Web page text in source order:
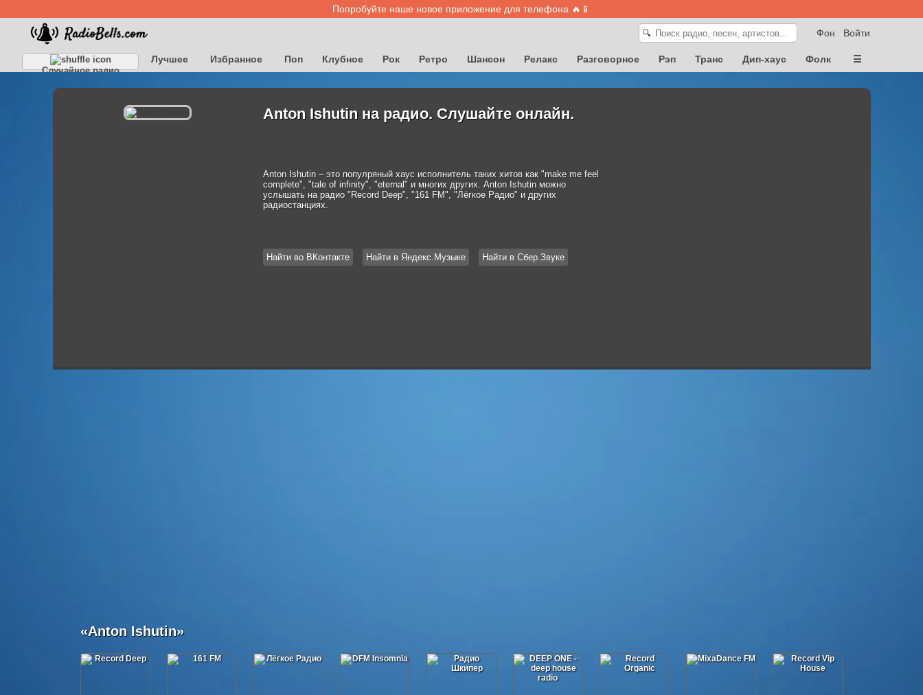
Попробуйте наше новое приложение для телефона 🔥📱
Войти
Фон
🔍
Случайное радио
Лучшее Избранное Поп Клубное Рок Ретро Шансон Релакс Разговорное Рэп Транс Дип-хаус Фолк ☰
Anton Ishutin на радио. Слушайте онлайн.
Anton Ishutin – это популряный хаус исполнитель таких хитов как "make me feel
complete", "tale of infinity", "eternal" и многих других. Anton Ishutin можно
услышать на радио "Record Deep", "161 FM", "Лёгкое Радио" и других
радиостанциях.
Найти во ВКонтакте Найти в Яндекс.Музыке Найти в Сбер.Звуке
«Anton Ishutin»